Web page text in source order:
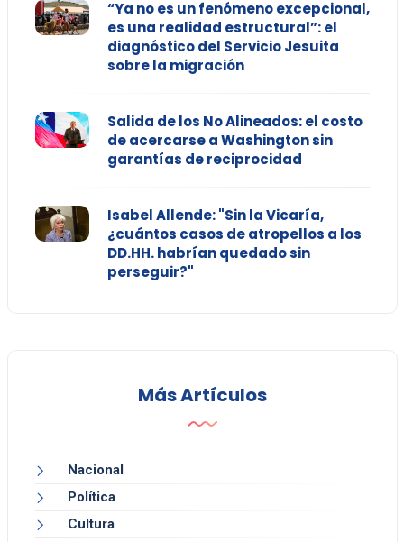
“Ya no es un fenómeno excepcional,
es una realidad estructural”: el
diagnóstico del Servicio Jesuita
sobre la migración
Salida de los No Alineados: el costo
de acercarse a Washington sin
garantías de reciprocidad
Isabel Allende: "Sin la Vicaría,
¿cuántos casos de atropellos a los
DD.HH. habrían quedado sin
perseguir?"
Más Artículos
Nacional
Política
Cultura